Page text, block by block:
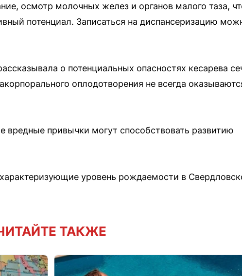
осмотр молочных желез и органов малого таза,
потенциал. Записаться на диспансеризацию
о потенциальных опасностях кесарева
оплодотворения не всегда
вредные привычки могут способствовать развитию
уровень рождаемости в
ТАКЖЕ